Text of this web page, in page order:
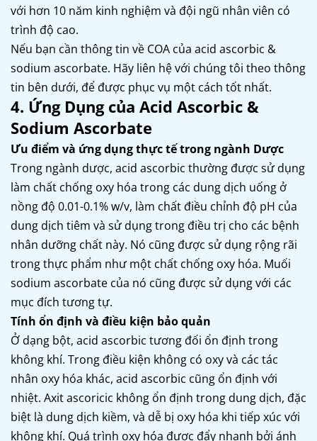
với hơn 10 năm kinh nghiệm và đội ngũ nhân viên có
trình độ cao.
Nếu bạn cần thông tin về COA của acid ascorbic &
sodium ascorbate. Hãy liên hệ với chúng tôi theo thông
tin bên dưới, để được phục vụ một cách tốt nhất.
4. Ứng Dụng của Acid Ascorbic &
Sodium Ascorbate
Ưu điểm và ứng dụng thực tế trong ngành Dược
Trong ngành dược, acid ascorbic thường được sử dụng
làm chất chống oxy hóa trong các dung dịch uống ở
nồng độ 0.01-0.1% w/v, làm chất điều chỉnh độ pH của
dung dịch tiêm và sử dụng trong điều trị cho các bệnh
nhân dưỡng chất này. Nó cũng được sử dụng rộng rãi
trong thực phẩm như một chất chống oxy hóa. Muối
sodium ascorbate của nó cũng được sử dụng với các
mục đích tương tự.
Tính ổn định và điều kiện bảo quản
Ở dạng bột, acid ascorbic tương đối ổn định trong
không khí. Trong điều kiện không có oxy và các tác
nhân oxy hóa khác, acid ascorbic cũng ổn định với
nhiệt. Axit ascoricic không ổn định trong dung dịch, đặc
biệt là dung dịch kiềm, và dễ bị oxy hóa khi tiếp xúc với
không khí. Quá trình oxy hóa được đẩy nhanh bởi ánh